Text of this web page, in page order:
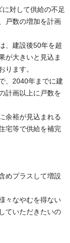
対して供給の不足
戸数の増加を計画
、建設後50年を超
が大きいと見込ま
ります。
、2040年までに建
計画以上に戸数を
余裕が見込まれる
宅等で供給を補完
めプラスして増設
々なやむを得ない
ていただきたいの